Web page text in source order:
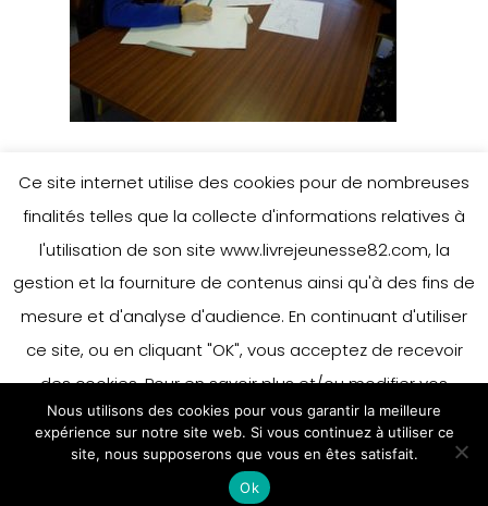
Leave a Reply
You must belogged in to post a
comment.
Ce site internet utilise des cookies pour de nombreuses
finalités telles que la collecte d'informations relatives à
l'utilisation de son site www.livrejeunesse82.com, la
gestion et la fourniture de contenus ainsi qu'à des fins de
mesure et d'analyse d'audience. En continuant d'utiliser
ce site, ou en cliquant "OK", vous acceptez de recevoir
des cookies. Pour en savoir plus et/ou modifier vos
préférences en matière de cookies, merci de vous référer
à notre politique sur les cookies.
Accepter
En savoir plus
Nous utilisons des cookies pour vous garantir la meilleure
expérience sur notre site web. Si vous continuez à utiliser ce
site, nous supposerons que vous en êtes satisfait.
Ok